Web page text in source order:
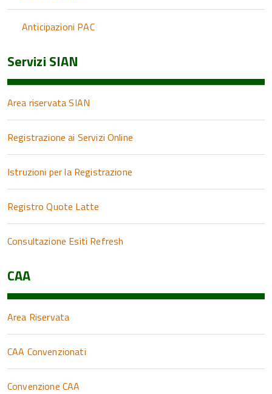
Anticipazioni PAC
Servizi SIAN
Area riservata SIAN
Registrazione ai Servizi Online
Istruzioni per la Registrazione
Registro Quote Latte
Consultazione Esiti Refresh
CAA
Area Riservata
CAA Convenzionati
Convenzione CAA